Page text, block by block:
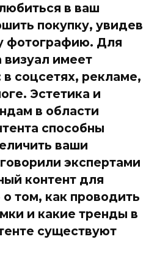
в ваш
покупку, увидев
фотографию. Для
имеет
соцсетях, рекламе,
Эстетика и
в области
способны
ваши
экспертами
контент для
том, как проводить
и какие тренды в
существуют